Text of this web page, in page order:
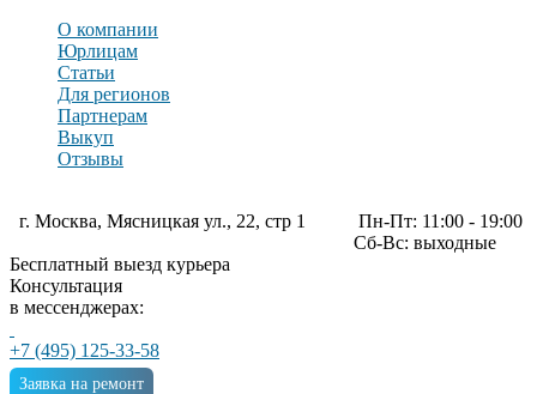
О компании
Юрлицам
Статьи
Для регионов
Партнерам
Выкуп
Отзывы
г. Москва, Мясницкая ул., 22, стр 1
Пн-Пт: 11:00 - 19:00
Сб-Вс: выходные
Бесплатный выезд курьера
Консультация
в мессенджерах:
+7 (495) 125-33-58
Заявка на ремонт